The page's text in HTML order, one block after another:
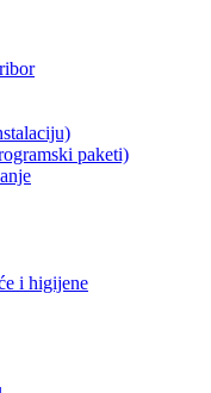
paketi)
i higijene